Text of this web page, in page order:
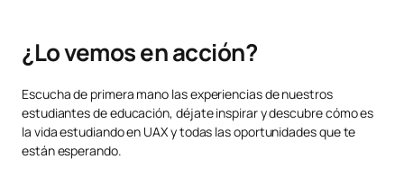
¿Lo vemos en acción?
Escucha de primera mano las experiencias de nuestros
estudiantes de educación, déjate inspirar y descubre cómo es
la vida estudiando en UAX y todas las oportunidades que te
están esperando.